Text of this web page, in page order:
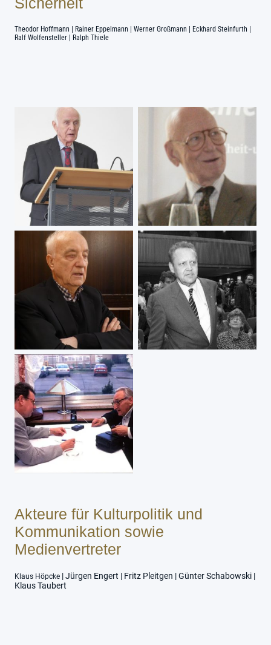
Theodor Hoffmann | Rainer Eppelmann | Werner Großmann | Eckhard Steinfurth |
Ralf Wolfensteller | Ralph Thiele
Akteure für Kulturpolitik und
Kommunikation sowie
Medienvertreter
Klaus Höpcke | Jürgen Engert | Fritz Pleitgen | Günter Schabowski |
Klaus Taubert